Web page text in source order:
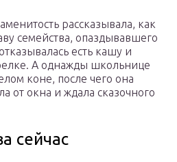
рассказывала, как
семейства, опаздывавшего
есть кашу и
А однажды школьнице
коне, после чего она
от окна и ждала сказочного
сейчас